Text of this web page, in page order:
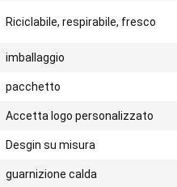
Riciclabile, respirabile, fresco
imballaggio
pacchetto
Accetta logo personalizzato
Desgin su misura
guarnizione calda